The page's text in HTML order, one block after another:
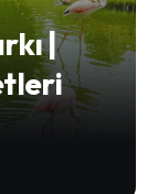
|